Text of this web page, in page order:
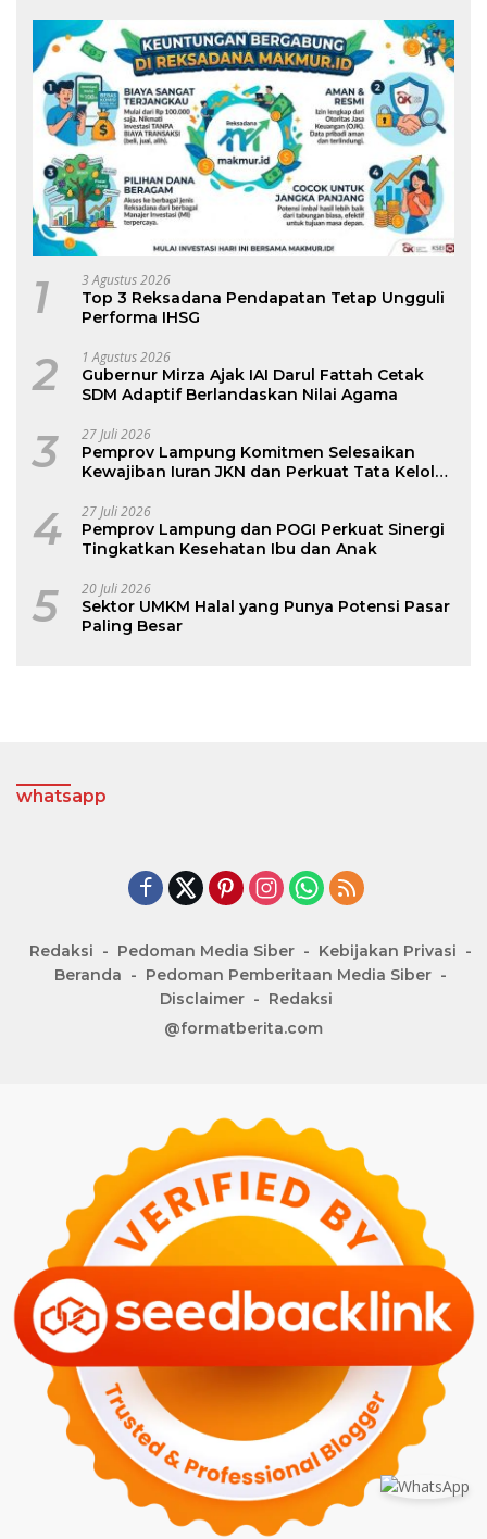
1 3 Agustus 2026
Top 3 Reksadana Pendapatan Tetap Ungguli
Performa IHSG
2 1 Agustus 2026
Gubernur Mirza Ajak IAI Darul Fattah Cetak
SDM Adaptif Berlandaskan Nilai Agama
3 27 Juli 2026
Pemprov Lampung Komitmen Selesaikan
Kewajiban Iuran JKN dan Perkuat Tata Kelola
4 27 Juli 2026
Pemprov Lampung dan POGI Perkuat Sinergi
Tingkatkan Kesehatan Ibu dan Anak
5 20 Juli 2026
Sektor UMKM Halal yang Punya Potensi Pasar
Paling Besar
whatsapp
Redaksi Pedoman Media Siber
Kebijakan Privasi
Beranda
Pedoman Pemberitaan Media Siber
Disclaimer
Redaksi
@formatberita.com